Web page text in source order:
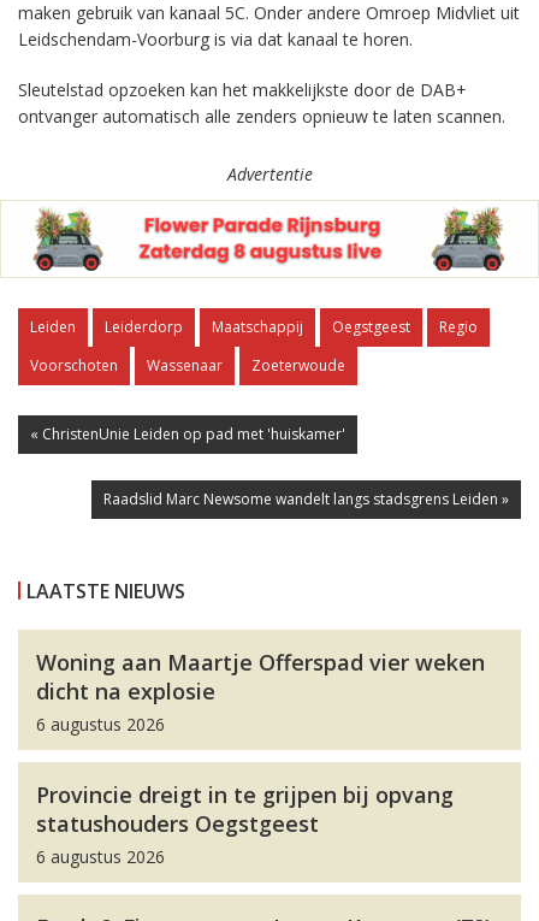
maken gebruik van kanaal 5C. Onder andere Omroep Midvliet uit
Leidschendam-Voorburg is via dat kanaal te horen.
Sleutelstad opzoeken kan het makkelijkste door de DAB+
ontvanger automatisch alle zenders opnieuw te laten scannen.
Advertentie
Leiden Leiderdorp Maatschappij Oegstgeest
Regio
Voorschoten
Wassenaar Zoeterwoude
« ChristenUnie Leiden op pad met 'huiskamer'
Raadslid Marc Newsome wandelt langs stadsgrens Leiden »
LAATSTE NIEUWS
Woning aan Maartje Offerspad vier weken
dicht na explosie
6 augustus 2026
Provincie dreigt in te grijpen bij opvang
statushouders Oegstgeest
6 augustus 2026